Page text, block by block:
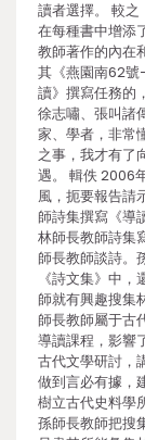
讀者選擇。 較
在每種書中增添
教師著作的內在
其《燕園南62
讀》撰寫任務的
徐志嘯、張叫諸
家、學者，非常
之事，我才有了
遇。 輯佚 2006
風，扼要報告請
師詩集撰寫《導
林師長教師詩集
師長教師談詩。
《詩文集》中
師就有興趣搜集
師長教師屬于古
導讀課程，影響
古代文學研討，
做到言必有據，
樹立古代史料學
孫師長教師把搜